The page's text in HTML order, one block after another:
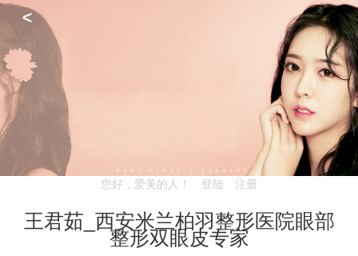
<
您好，爱美的人！ 登陆 注册
王君茹_西安米兰柏羽整形医院眼部
整形双眼皮专家